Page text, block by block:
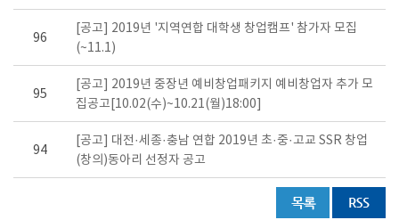
96
[공고] 2019년 '지역연합 대학생 창업캠프' 참가자 모집
(~11.1)
95
[공고] 2019년 중장년 예비창업패키지 예비창업자 추가 모
집공고[10.02(수)~10.21(월)18:00]
94
[공고] 대전·세종·충남 연합 2019년 초·중·고교 SSR 창업
(창의)동아리 선정자 공고